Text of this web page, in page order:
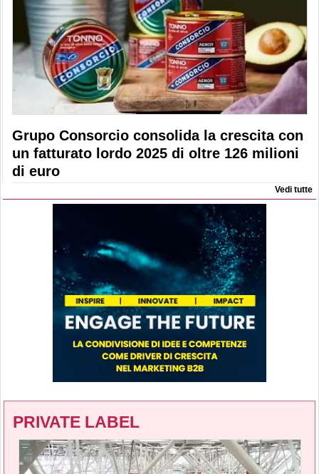
Grupo Consorcio consolida la crescita con
un fatturato lordo 2025 di oltre 126 milioni
di euro
Vedi tutte
PRIVATE LABEL